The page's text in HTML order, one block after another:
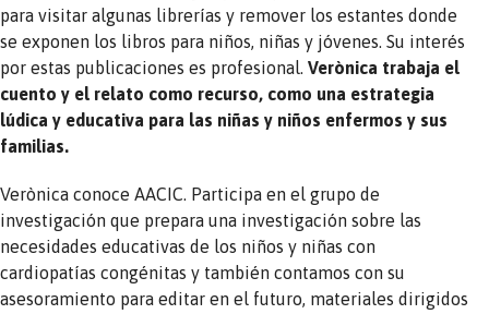
para visitar algunas librerías y remover los estantes donde
se exponen los libros para niños, niñas y jóvenes. Su interés
por estas publicaciones es profesional. Verònica trabaja el
cuento y el relato como recurso, como una estrategia
lúdica y educativa para las niñas y niños enfermos y sus
familias.
Verònica conoce AACIC. Participa en el grupo de
investigación que prepara una investigación sobre las
necesidades educativas de los niños y niñas con
cardiopatías congénitas y también contamos con su
asesoramiento para editar en el futuro, materiales dirigidos